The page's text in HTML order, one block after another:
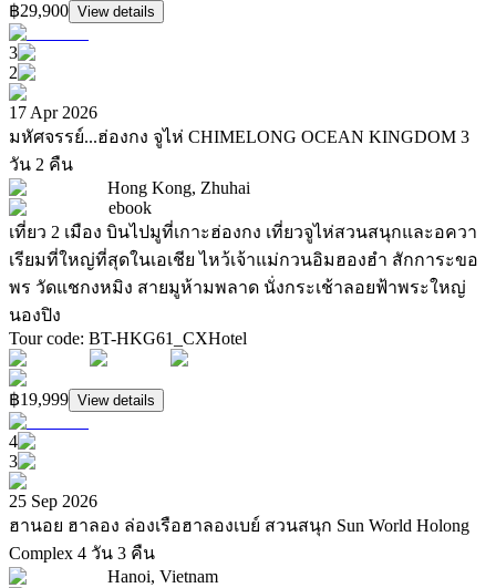
฿29,900 View details
3
2
17 Apr 2026
มหัศจรรย์...ฮ่องกง จูไห่ CHIMELONG OCEAN KINGDOM 3
วัน 2 คืน
Hong Kong, Zhuhai
ebook
เที่ยว 2 เมือง บินไปมูที่เกาะฮ่องกง เที่ยวจูไห่สวนสนุกและอควา
เรียมที่ใหญ่ที่สุดในเอเชีย ไหว้เจ้าแม่กวนอิมฮองฮำ สักการะขอ
พร วัดแชกงหมิง สายมูห้ามพลาด นั่งกระเช้าลอยฟ้าพระใหญ่
นองปิง
Tour code: BT-HKG61_CXHotel
฿19,999 View details
4
3
25 Sep 2026
ฮานอย ฮาลอง ล่องเรือฮาลองเบย์ สวนสนุก Sun World Holong
Complex 4 วัน 3 คืน
Hanoi, Vietnam